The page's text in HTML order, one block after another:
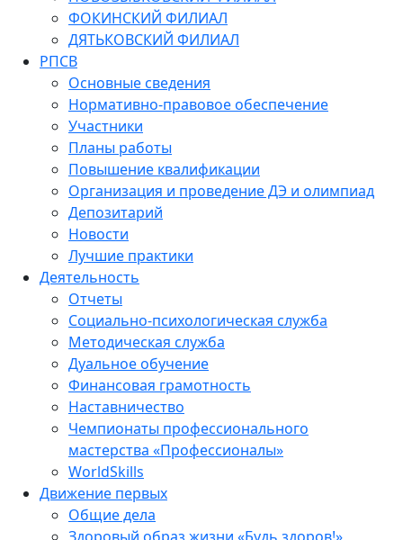
ФОКИНСКИЙ ФИЛИАЛ
ДЯТЬКОВСКИЙ ФИЛИАЛ
РПСВ
Основные сведения
Нормативно-правовое обеспечение
Участники
Планы работы
Повышение квалификации
Организация и проведение ДЭ и олимпиад
Депозитарий
Новости
Лучшие практики
Деятельность
Отчеты
Социально-психологическая служба
Методическая служба
Дуальное обучение
Финансовая грамотность
Наставничество
Чемпионаты профессионального
мастерства «Профессионалы»
WorldSkills
Движение первых
Общие дела